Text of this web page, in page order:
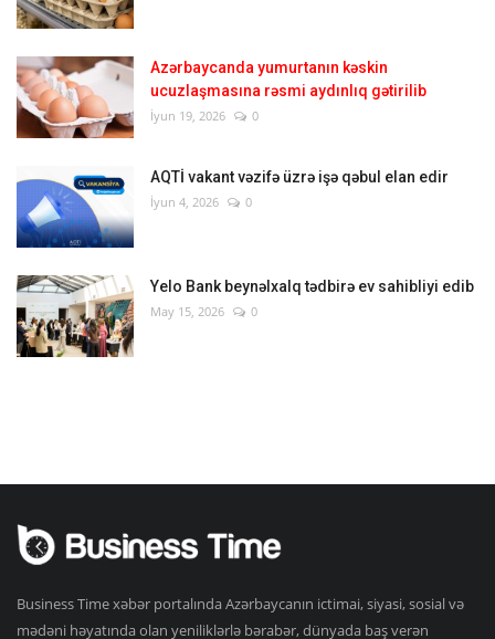
Azərbaycanda yumurtanın kəskin
ucuzlaşmasına rəsmi aydınlıq gətirilib
İyun 19, 2026 0
AQTİ vakant vəzifə üzrə işə qəbul elan edir
İyun 4, 2026 0
Yelo Bank beynəlxalq tədbirə ev sahibliyi edib
May 15, 2026 0
Business Time xəbər portalında Azərbaycanın ictimai, siyasi, sosial və
mədəni həyatında olan yeniliklərlə bərabər, dünyada baş verən